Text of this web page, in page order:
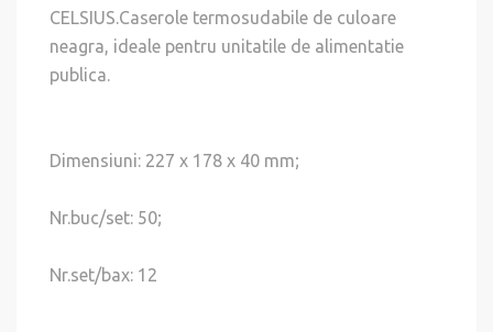
CELSIUS.Caserole termosudabile de culoare
neagra, ideale pentru unitatile de alimentatie
publica.
Dimensiuni: 227 x 178 x 40 mm;
Nr.buc/set: 50;
Nr.set/bax: 12